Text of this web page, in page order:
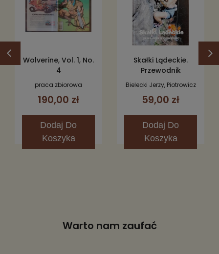
Wolverine, Vol. 1, No.
4
praca zbiorowa
190,00 zł
Dodaj Do
Koszyka
Skałki Lądeckie.
Przewodnik
wspinaczkowy
Bielecki Jerzy, Piotrowicz
59,00 zł
Dodaj Do
Koszyka
Warto nam zaufać